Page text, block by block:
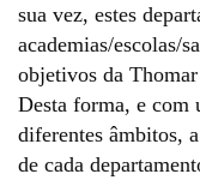
sua vez, estes
academias/escolas/
objetivos da
Desta forma, e com
diferentes âmbitos,
de cada